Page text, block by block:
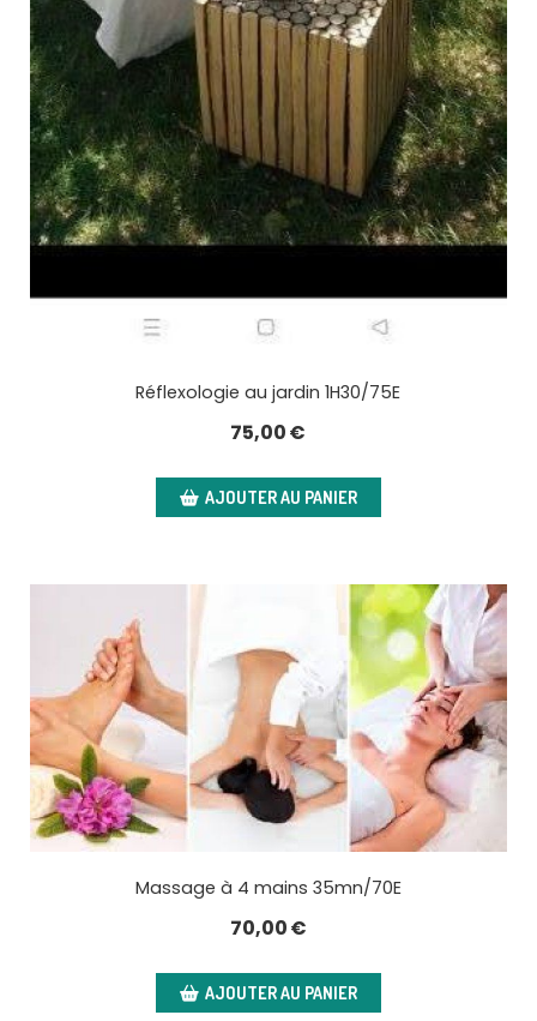
Réflexologie au jardin 1H30/75E
75,00€
AJOUTER AU PANIER
Massage à 4 mains 35mn/70E
70,00€
AJOUTER AU PANIER